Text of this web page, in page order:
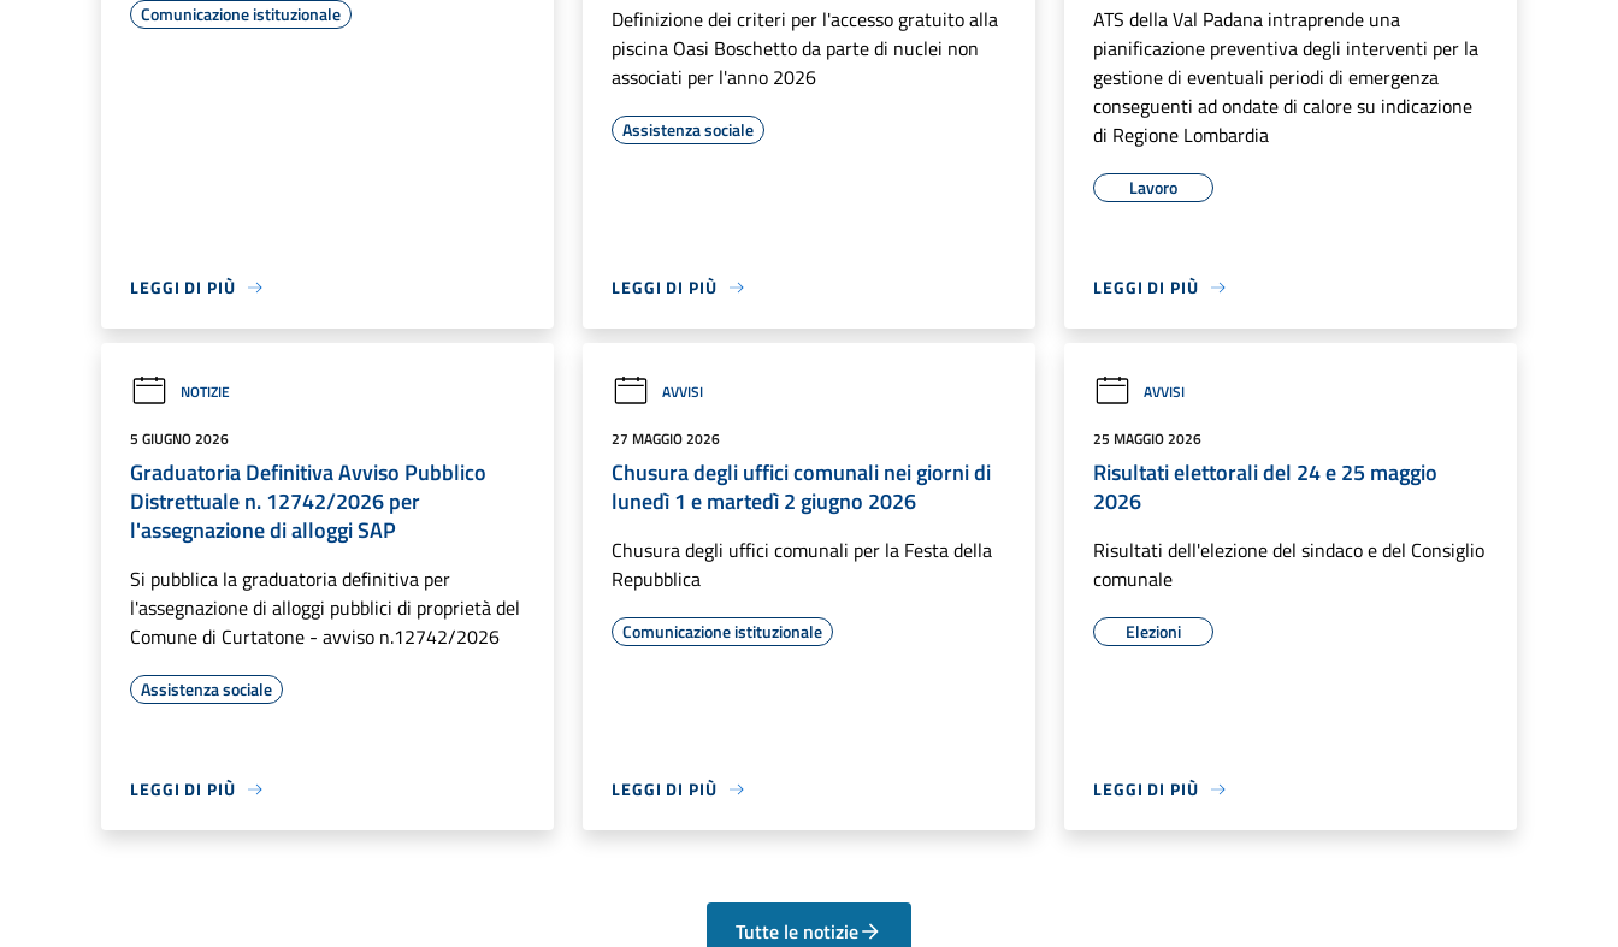
Comunicazione istituzionale
LEGGI DI PIÙ
Definizione dei criteri per l'accesso gratuito alla
piscina Oasi Boschetto da parte di nuclei non
associati per l'anno 2026
Assistenza sociale
LEGGI DI PIÙ
ATS della Val Padana intraprende una
pianificazione preventiva degli interventi per la
gestione di eventuali periodi di emergenza
conseguenti ad ondate di calore su indicazione
di Regione Lombardia
Lavoro
LEGGI DI PIÙ
NOTIZIE
5 GIUGNO 2026
Graduatoria Definitiva Avviso Pubblico
Distrettuale n. 12742/2026 per
l'assegnazione di alloggi SAP
Si pubblica la graduatoria definitiva per
l'assegnazione di alloggi pubblici di proprietà del
Comune di Curtatone - avviso n.12742/2026
Assistenza sociale
LEGGI DI PIÙ
AVVISI
27 MAGGIO 2026
Chusura degli uffici comunali nei giorni di
lunedì 1 e martedì 2 giugno 2026
Chusura degli uffici comunali per la Festa della
Repubblica
Comunicazione istituzionale
LEGGI DI PIÙ
AVVISI
25 MAGGIO 2026
Risultati elettorali del 24 e 25 maggio
2026
Risultati dell'elezione del sindaco e del Consiglio
comunale
Elezioni
LEGGI DI PIÙ
Tutte le notizie